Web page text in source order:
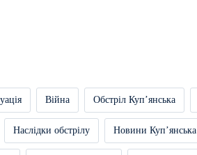
Війна Обстріл Купʼянська
Наслідки обстрілу Новини Купʼянська